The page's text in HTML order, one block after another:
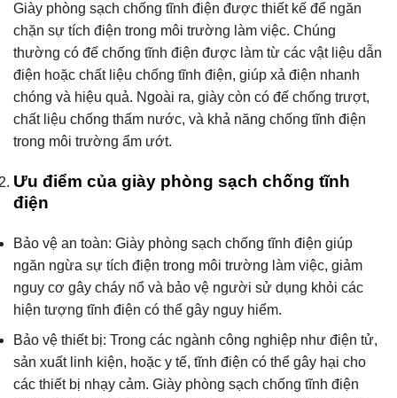
Giày phòng sạch chống tĩnh điện được thiết kế để ngăn
chặn sự tích điện trong môi trường làm việc. Chúng
thường có đế chống tĩnh điện được làm từ các vật liệu dẫn
điện hoặc chất liệu chống tĩnh điện, giúp xả điện nhanh
chóng và hiệu quả. Ngoài ra, giày còn có đế chống trượt,
chất liệu chống thấm nước, và khả năng chống tĩnh điện
trong môi trường ẩm ướt.
Ưu điểm của giày phòng sạch chống tĩnh
điện
Bảo vệ an toàn: Giày phòng sạch chống tĩnh điện giúp
ngăn ngừa sự tích điện trong môi trường làm việc, giảm
nguy cơ gây cháy nổ và bảo vệ người sử dụng khỏi các
hiện tượng tĩnh điện có thể gây nguy hiểm.
Bảo vệ thiết bị: Trong các ngành công nghiệp như điện tử,
sản xuất linh kiện, hoặc y tế, tĩnh điện có thể gây hại cho
các thiết bị nhạy cảm. Giày phòng sạch chống tĩnh điện